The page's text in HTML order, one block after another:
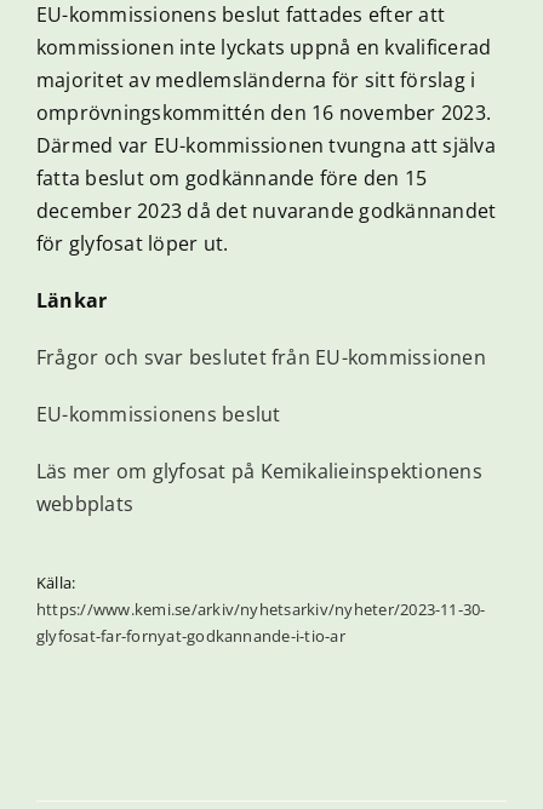
EU-kommissionens beslut fattades efter att
kommissionen inte lyckats uppnå en kvalificerad
majoritet av medlemsländerna för sitt förslag i
omprövningskommittén den 16 november 2023.
Därmed var EU-kommissionen tvungna att själva
fatta beslut om godkännande före den 15
december 2023 då det nuvarande godkännandet
för glyfosat löper ut.
Länkar
Frågor och svar beslutet från EU-kommissionen
EU-kommissionens beslut
Läs mer om glyfosat på Kemikalieinspektionens
webbplats
Källa:
https://www.kemi.se/arkiv/nyhetsarkiv/nyheter/2023-11-30-
glyfosat-far-fornyat-godkannande-i-tio-ar